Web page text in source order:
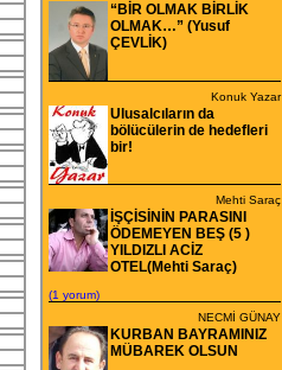
“BİR OLMAK BİRLİK
OLMAK…” (Yusuf
ÇEVLİK)
Konuk Yazar
Ulusalcıların da
bölücülerin de hedefleri
bir!
Mehti Saraç
İŞÇİSİNİN PARASINI
ÖDEMEYEN BEŞ (5 )
YILDIZLI ACİZ
OTEL(Mehti Saraç)
(1 yorum)
NECMİ GÜNAY
KURBAN BAYRAMINIZ
MÜBAREK OLSUN